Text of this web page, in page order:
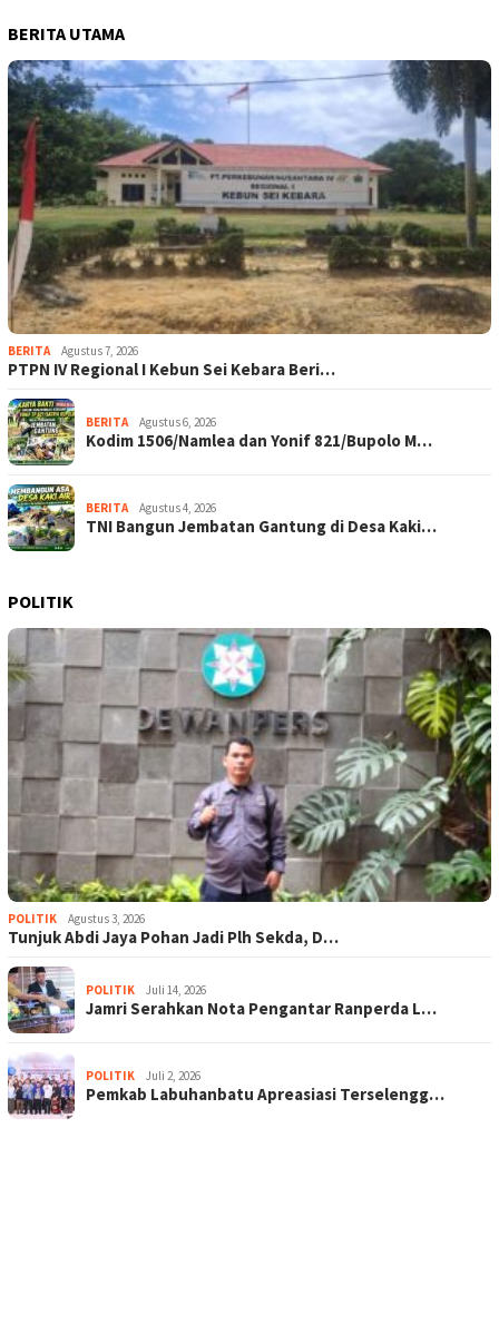
BERITA UTAMA
BERITA Agustus 7, 2026
PTPN IV Regional I Kebun Sei Kebara Beri…
BERITA Agustus 6, 2026
Kodim 1506/Namlea dan Yonif 821/Bupolo M…
BERITA Agustus 4, 2026
TNI Bangun Jembatan Gantung di Desa Kaki…
POLITIK
POLITIK Agustus 3, 2026
Tunjuk Abdi Jaya Pohan Jadi Plh Sekda, D…
POLITIK Juli 14, 2026
Jamri Serahkan Nota Pengantar Ranperda L…
POLITIK Juli 2, 2026
Pemkab Labuhanbatu Apreasiasi Terselengg…